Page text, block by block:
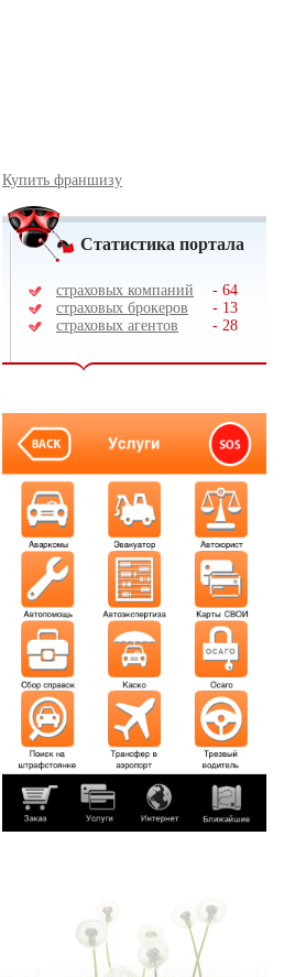
Купить франшизу
Статистика портала
страховых компаний - 64
страховых брокеров
- 13
страховых агентов
- 28